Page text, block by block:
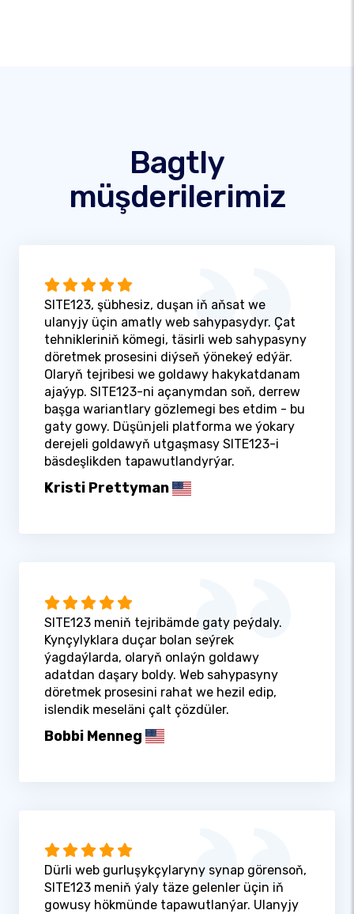
Bagtly
müşderilerimiz
SITE123, şübhesiz, duşan iň aňsat we
ulanyjy üçin amatly web sahypasydyr. Çat
tehnikleriniň kömegi, täsirli web sahypasyny
döretmek prosesini diýseň ýönekeý edýär.
Olaryň tejribesi we goldawy hakykatdanam
ajaýyp. SITE123-ni açanymdan soň, derrew
başga wariantlary gözlemegi bes etdim - bu
gaty gowy. Düşünjeli platforma we ýokary
derejeli goldawyň utgaşmasy SITE123-i
bäsdeşlikden tapawutlandyrýar.
Kristi Prettyman
SITE123 meniň tejribämde gaty peýdaly.
Kynçylyklara duçar bolan seýrek
ýagdaýlarda, olaryň onlaýn goldawy
adatdan daşary boldy. Web sahypasyny
döretmek prosesini rahat we hezil edip,
islendik meseläni çalt çözdüler.
Bobbi Menneg
Dürli web gurluşykçylaryny synap görensoň,
SITE123 meniň ýaly täze gelenler üçin iň
gowusy hökmünde tapawutlanýar. Ulanyjy